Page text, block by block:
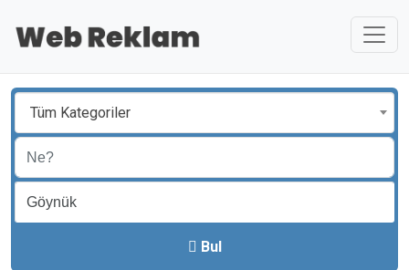
Tüm Kategoriler
Bul